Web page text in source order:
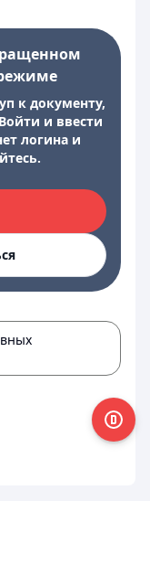
к документу,
и ввести
логина и